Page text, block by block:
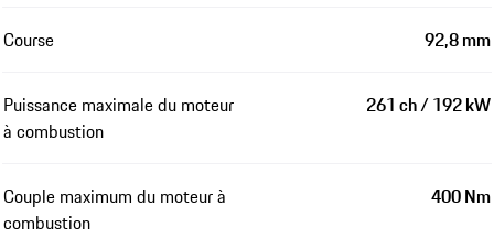
Course 92,8 mm
Puissance maximale du moteur
à combustion
261 ch / 192 kW
Couple maximum du moteur à
combustion
400 Nm